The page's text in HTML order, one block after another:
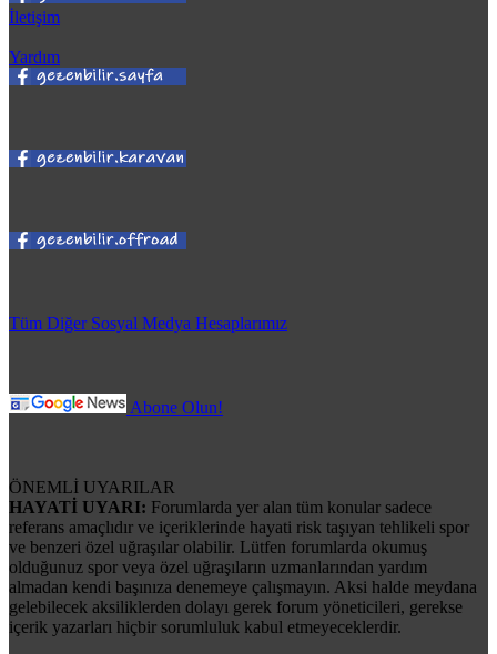
İletişim
Yardım
Tüm Diğer Sosyal Medya Hesaplarımız
Abone Olun!
ÖNEMLİ UYARILAR
HAYATİ UYARI: Forumlarda yer alan tüm konular sadece
referans amaçlıdır ve içeriklerinde hayati risk taşıyan tehlikeli spor
ve benzeri özel uğraşılar olabilir. Lütfen forumlarda okumuş
olduğunuz spor veya özel uğraşıların uzmanlarından yardım
almadan kendi başınıza denemeye çalışmayın. Aksi halde meydana
gelebilecek aksiliklerden dolayı gerek forum yöneticileri, gerekse
içerik yazarları hiçbir sorumluluk kabul etmeyeceklerdir.